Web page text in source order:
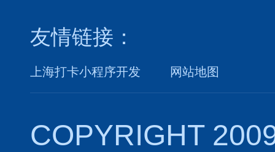
友情链接：
上海打卡小程序开发 网站地图
COPYRIGHT